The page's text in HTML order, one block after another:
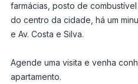
farmácias, posto de
do centro da cidade, há um
e Av. Costa e Silva.
Agende uma visita e venha
apartamento.